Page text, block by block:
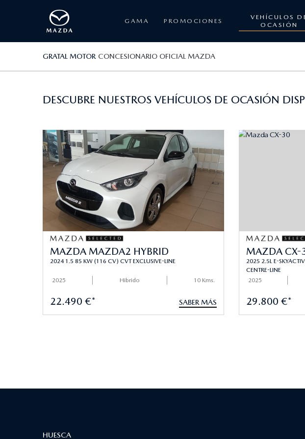
GAMA PROMOCIONES
VEHÍCULOS
OCASIÓN
GRATAL MOTOR CONCESIONARIO OFICIAL MAZDA
DESCUBRE NUESTROS VEHÍCULOS DE OCASIÓN
MAZDA MAZDA2 HYBRID
2024 1.5 85 KW (116 CV) CVT EXCLUSIVE-LINE
2025 Hibrido 10 Kms.
22.490 €* SABER MÁS
MAZDA CX-
2025 2.5L E-
CENTRE-LINE
2025
29.800 €*
HUESCA